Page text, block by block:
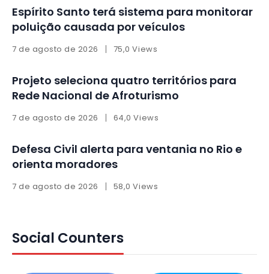
Espírito Santo terá sistema para monitorar
poluição causada por veículos
7 de agosto de 2026 75,0 Views
Projeto seleciona quatro territórios para
Rede Nacional de Afroturismo
7 de agosto de 2026 64,0 Views
Defesa Civil alerta para ventania no Rio e
orienta moradores
7 de agosto de 2026 58,0 Views
Social Counters